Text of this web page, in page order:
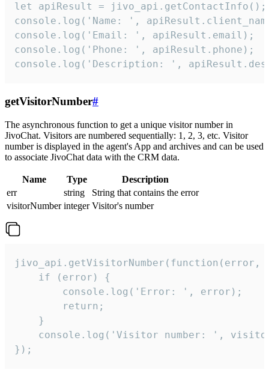
let apiResult = jivo_api.getContactInfo();
console.log('Name: ',
console.log('Email: ', apiResult.email);
console.log('Phone: ', apiResult.phone);
console.log('Description: ',
getVisitorNumber#
The asynchronous function to get a unique visitor number in
JivoChat. Visitors are numbered sequentially: 1, 2, 3, etc. Visitor
number is displayed in the agent's App and archives and can be used
to associate JivoChat data with the CRM data.
Name Type
Description
err
string
String that contains the error
visitorNumber integer Visitor's number
jivo_api.getVisitorNumber(function(error,
    if (error) {
        console.log('Error: ', error);
        return;
    }
console.log('Visitor number: ',
});